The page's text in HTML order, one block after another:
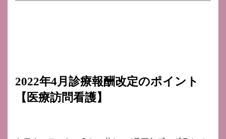
2022年4月診療報酬改定のポイント
【医療訪問看護】